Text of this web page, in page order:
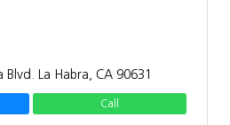
Blvd. La Habra, CA 90631
Call